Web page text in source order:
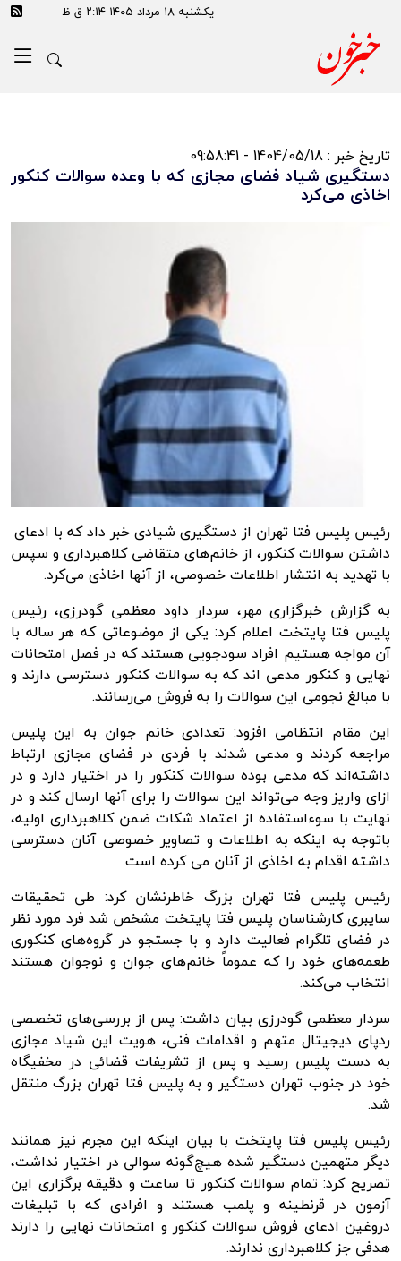
یکشنبه ۱۸ مرداد ۱۴۰۵ ۲:۱۴ ق ظ
تاریخ خبر : 1404/05/18 - 09:58:41
دستگیری شیاد فضای مجازی که با وعده سوالات کنکور
اخاذی می‌کرد
رئیس پلیس فتا تهران از دستگیری شیادی خبر داد که با ادعای
داشتن سوالات کنکور، از خانم‌های متقاضی کلاهبرداری و سپس
با تهدید به انتشار اطلاعات خصوصی، از آنها اخاذی می‌کرد.
به گزارش خبرگزاری مهر، سردار داود معظمی گودرزی، رئیس
پلیس فتا پایتخت اعلام کرد: یکی از موضوعاتی که هر ساله با
آن مواجه هستیم افراد سودجویی هستند که در فصل امتحانات
نهایی و کنکور مدعی اندکه به سوالات کنکور دسترسی دارند و
با مبالغ نجومی این سوالات را به فروش می‌رسانند.
این مقام انتظامی افزود: تعدادی خانم جوان به این پلیس
مراجعه کردند و مدعی شدند با فردی در فضای مجازی ارتباط
داشته‌اند که مدعی بوده سوالات کنکور را در اختیار دارد و در
ازای واریز وجه می‌تواند این سوالات را برای آنها ارسال کند و در
نهایت با سوءاستفاده از اعتماد شکات ضمن کلاهبرداری اولیه،
باتوجه به اینکه به اطلاعات و تصاویر خصوصی آنان دسترسی
داشته اقدام به اخاذی از آنان میکرده است.
رئیس پلیس فتا تهران بزرگ خاطرنشان کرد: طی تحقیقات
سایبری کارشناسان پلیس فتا پایتخت مشخص شد فرد مورد نظر
در فضای تلگرام فعالیت دارد و با جستجودر گروه‌های کنکوری
طعمه‌های خود را که عموماً خانم‌های جوان و نوجوان هستند
انتخاب می‌کند.
سردار معظمی گودرزی بیان داشت: پس از بررسی‌های تخصصی
ردپای دیجیتال متهم و اقدامات فنی، هویت این شیاد مجازی
به دست پلیس رسید و پس از تشریفات قضائی در مخفیگاه
خود در جنوب تهران دستگیر و به پلیس فتا تهران بزرگ منتقل
شد.
رئیس پلیس فتا پایتخت با بیان اینکه این مجرم نیز همانند
دیگر متهمین دستگیر شده هیچ‌گونه سوالی در اختیار نداشت،
تصریح کرد: تمام سوالات کنکور تا ساعت و دقیقه برگزاری این
آزمون در قرنطینه و پلمب هستند و افرادی که با تبلیغات
دروغین ادعای فروش سوالات کنکور و امتحانات نهایی را دارند
هدفی جز کلاهبرداری ندارند.